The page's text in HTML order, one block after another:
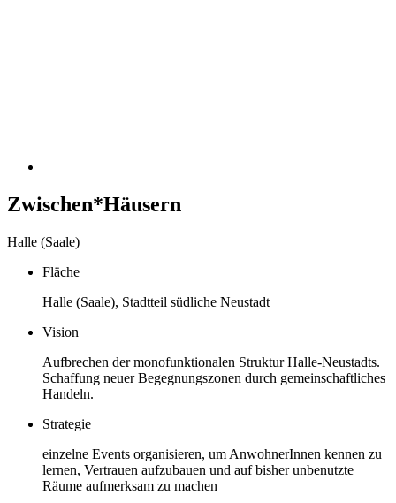
Zwischen*Häusern
Halle (Saale)
Fläche
Halle (Saale), Stadtteil südliche Neustadt
Vision
Aufbrechen der monofunktionalen Struktur Halle-Neustadts.
Schaffung neuer Begegnungszonen durch gemeinschaftliches
Handeln.
Strategie
einzelne Events organisieren, um AnwohnerInnen kennen zu
lernen, Vertrauen aufzubauen und auf bisher unbenutzte
Räume aufmerksam zu machen